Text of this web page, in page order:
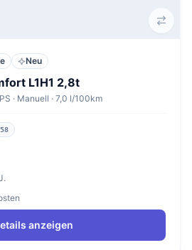
Neu
L1H1 2,8t
· Manuell · 7,0 l/100km
anzeigen